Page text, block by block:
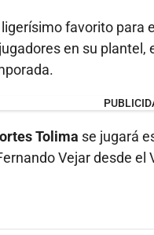
favorito
en su
Tolima se jugará
Vejar desde el